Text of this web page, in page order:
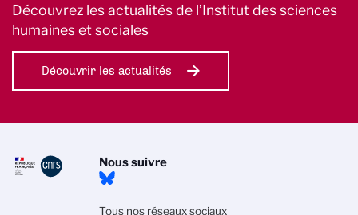
Découvrez les actualités de l’Institut des sciences
humaines et sociales
Découvrir les actualités
Nous suivre
Tous nos réseaux sociaux